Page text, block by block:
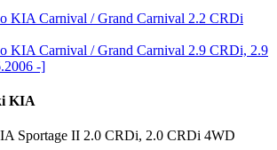
KIA Carnival / Grand Carnival 2.2 CRDi
KIA Carnival / Grand Carnival 2.9 CRDi, 2.9
-]
KIA